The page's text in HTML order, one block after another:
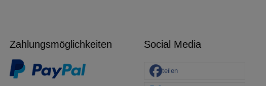
Zahlungsmöglichkeiten Social Media
teilen